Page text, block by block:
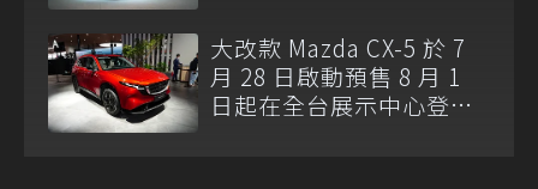
大改款 Mazda CX-5 於 7
月 28 日啟動預售 8 月 1
日起在全台展示中心登